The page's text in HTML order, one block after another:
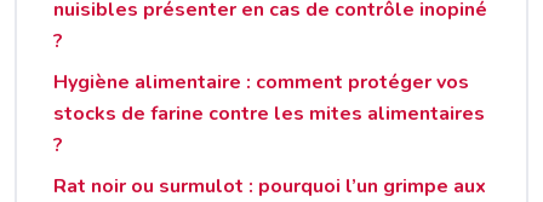
nuisibles présenter en cas de contrôle inopiné
?
Hygiène alimentaire : comment protéger vos
stocks de farine contre les mites alimentaires
?
Rat noir ou surmulot : pourquoi l’un grimpe aux